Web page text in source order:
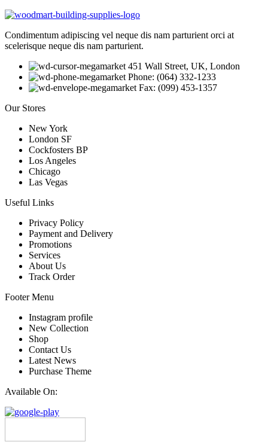
Condimentum adipiscing vel neque dis nam parturient orci at
scelerisque neque dis nam parturient.
451 Wall Street, UK, London
Phone: (064) 332-1233
Fax: (099) 453-1357
Our Stores
New York
London SF
Cockfosters BP
Los Angeles
Chicago
Las Vegas
Useful Links
Privacy Policy
Payment and Delivery
Promotions
Services
About Us
Track Order
Footer Menu
Instagram profile
New Collection
Shop
Contact Us
Latest News
Purchase Theme
Available On: